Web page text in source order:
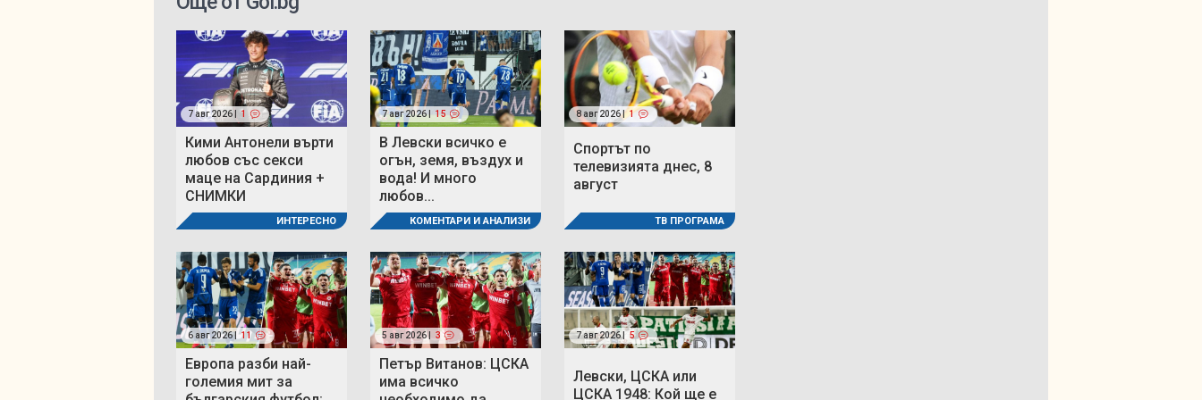
7 авг 2026 | 1
Кими Антонели върти
любов със секси
маце на Сардиния +
СНИМКИ
ИНТЕРЕСНО
7 авг 2026 | 15
В Левски всичко е
огън, земя, въздух и
вода! И много
любов...
КОМЕНТАРИ И АНАЛИЗИ
8 авг 2026 | 1
Спортът по
телевизията днес, 8
август
ТВ ПРОГРАМА
6 авг 2026 | 11
Европа разби най-
големия мит за
5 авг 2026 | 3
Петър Витанов: ЦСКА
има всичко
7 авг 2026 | 5
Левски, ЦСКА или
ЦСКА 1948: Кой ще е